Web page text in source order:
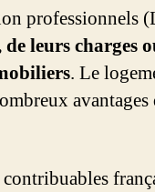
professionnels
leurs charges
. Le